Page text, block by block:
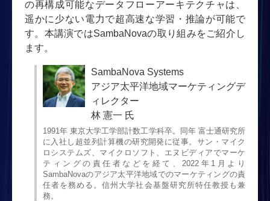
の再構成可能なデータフローアーキテクチャは、
遥かに少ない電力で超高速な学習・推論が可能で
す。本講演ではSambaNovaの取り組みをご紹介し
ます。
SambaNova Systems
アジア太平洋地域マーケティングデ
ィレクター
林 憲一 氏
1991年 東京大学工学部計数工学科卒。同年 富士通研究所
に入社し超並列計算機の研究開発に従事。サン・マイク
ロシステムズ、マイクロソフト、エヌビディアでマーケ
ティングの責任者などを経て、2022年1月より
SambaNovaのアジア太平洋地域でのマーケティングの責
任者を務める。信州大学社会基盤研究所特任教授も兼
務。